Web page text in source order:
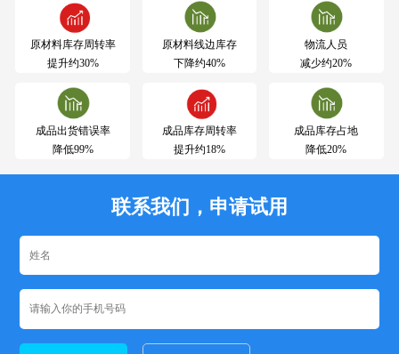
原材料库存周转率
提升约30%
原材料线边库存
下降约40%
物流人员
减少约20%
成品出货错误率
降低99%
成品库存周转率
提升约18%
成品库存占地
降低20%
联系我们，申请试用